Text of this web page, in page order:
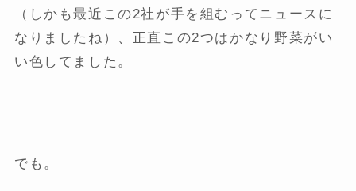
（しかも最近この2社が手を組むってニュースに
なりましたね）、正直この2つはかなり野菜がい
い色してました。
でも。